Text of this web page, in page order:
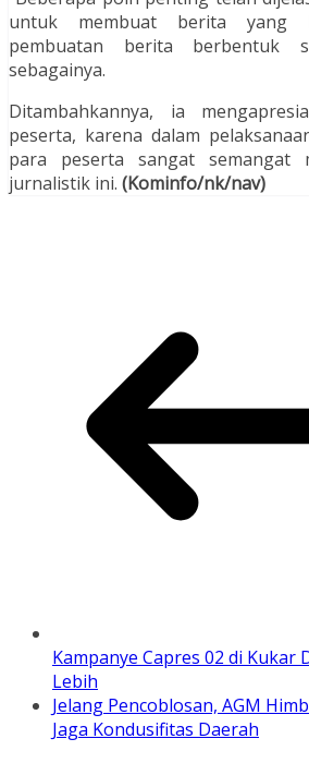
untuk membuat berita yang
pembuatan berita berbentuk
sebagainya.
Ditambahkannya, ia
peserta, karena dalam
para peserta sangat semangat
jurnalistik ini. (Kominfo/nk/nav)
Kampanye Capres 02 di Kukar
Lebih
Jelang Pencoblosan, AGM
Jaga Kondusifitas Daerah